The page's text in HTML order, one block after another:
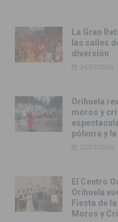
La Gran
las calles
diversión
24/07/2026
Orihuela
moros y
pólvora y
22/07/2026
El Centro
Orihuela
Fiesta de
Moros y